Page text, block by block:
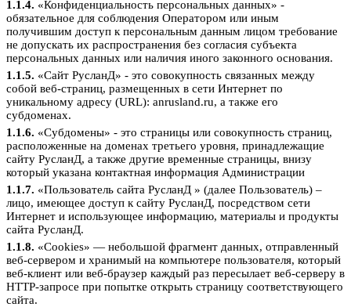
1.1.4. «Конфиденциальность персональных данных» -
обязательное для соблюдения Оператором или иным
получившим доступ к персональным данным лицом требование
не допускать их распространения без согласия субъекта
персональных данных или наличия иного законного основания.
1.1.5. «Сайт РусланД» - это совокупность связанных между
собой веб-страниц, размещенных в сети Интернет по
уникальному адресу (URL): anrusland.ru, а также его
субдоменах.
1.1.6. «Субдомены» - это страницы или совокупность страниц,
расположенные на доменах третьего уровня, принадлежащие
сайту РусланД, а также другие временные страницы, внизу
который указана контактная информация Администрации
1.1.7. «Пользователь сайта РусланД » (далее Пользователь) –
лицо, имеющее доступ к сайту РусланД, посредством сети
Интернет и использующее информацию, материалы и продукты
сайта РусланД.
1.1.8. «Cookies» — небольшой фрагмент данных, отправленный
веб-сервером и хранимый на компьютере пользователя, который
веб-клиент или веб-браузер каждый раз пересылает веб-серверу в
HTTP-запросе при попытке открыть страницу соответствующего
сайта.